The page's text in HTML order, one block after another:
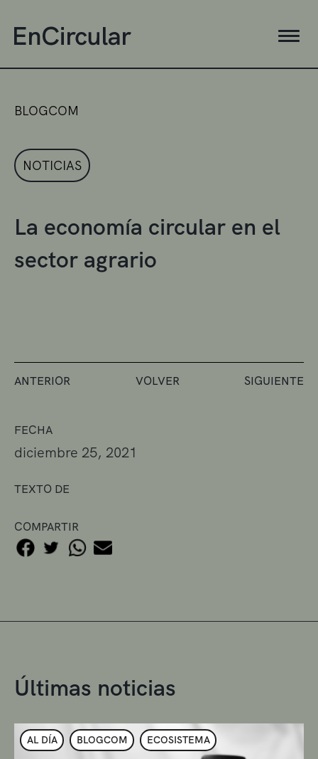
FECHA
diciembre 25, 2021
TEXTO DE
COMPARTIR
BLOGCOM
NOTICIAS
La economía circular en el
sector agrario
ANTERIOR VOLVER SIGUIENTE
Últimas noticias
AL DÍA BLOGCOM ECOSISTEMA